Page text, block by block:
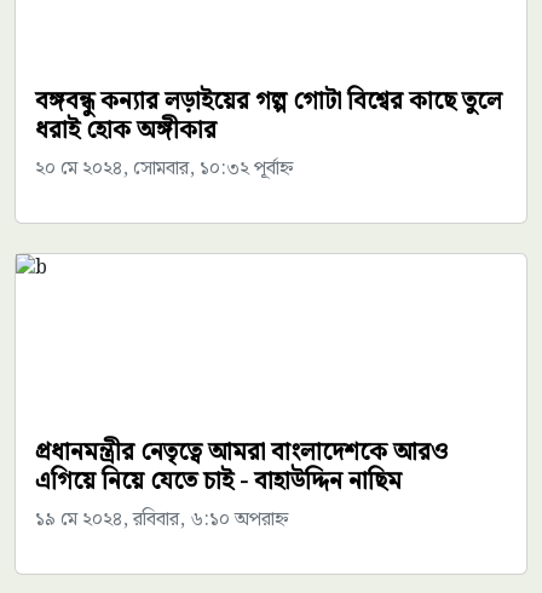
বঙ্গবন্ধু কন্যার লড়াইয়ের গল্প গোটা বিশ্বের কাছে তুলে
ধরাই হোক অঙ্গীকার
২০ মে ২০২৪, সোমবার, ১০:৩২ পূর্বাহ্ন
প্রধানমন্ত্রীর নেতৃত্বে আমরা বাংলাদেশকে আরও
এগিয়ে নিয়ে যেতে চাই - বাহাউদ্দিন নাছিম
১৯ মে ২০২৪, রবিবার, ৬:১০ অপরাহ্ন